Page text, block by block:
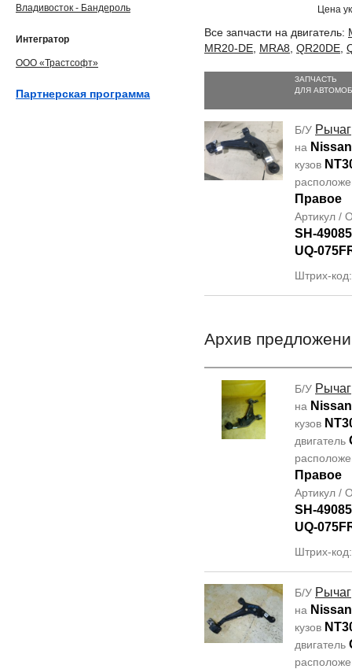
Цена
Все запчасти на двигатель:
MR20-DE MRA8 QR20DE
ЗАПЧАСТЬ
ДЛЯ
Б/У Рычаг
на
кузов
Правое
Артикул /
SH-
UQ-
Штрих-
Архив
Б/У Рычаг
на
кузов
двигатель
Правое
Артикул /
SH-
UQ-
Штрих-
Б/У Рычаг
на
кузов
двигатель
Владивосток - Бандероль
Интегратор
ООО «Трастсофт»
Партнерская программа